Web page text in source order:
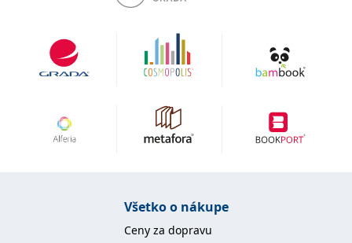
Všetko o nákupe
Ceny za dopravu